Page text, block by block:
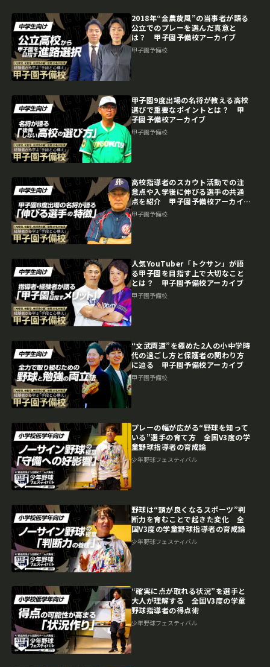
2018年“金農旋風”の当事者が語る
公立でのプレーを選んだ真意と
は？ 甲子園予備校アーカイブ
甲子園予備校
甲子園9度出場の名将が教える高校
選びで重要なポイントとは？ 甲
子園予備校アーカイブ
甲子園予備校
高校指導者のスカウト活動での注
意点や入学後に伸びる選手の共通
点を紹介 甲子園予備校アーカイ
ブ
甲子園予備校
人気YouTuber「トクサン」が語
る甲子園を目指す上で大切なこと
とは？ 甲子園予備校アーカイブ
甲子園予備校
“文武両道”を極めた2人の小中学時
代の過ごし方と保護者の関わり方
に迫る 甲子園予備校アーカイブ
甲子園予備校
プレーの幅が広がる“野球を知って
いる”選手の育て方 全国V3度の学
童野球指導者の育成論
少年野球フェスティバル
野球は“頭が良くなるスポーツ”判
断力を育むことで起きた変化 全
国V3度の学童野球指導者の育成論
少年野球フェスティバル
“確実に点が取れる状況”を選手と
大人が理解する 全国V3度の学童
野球指導者の得点術
少年野球フェスティバル